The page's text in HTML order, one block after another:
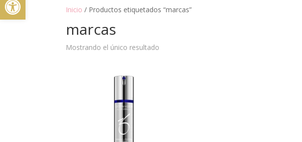
Inicio / Productos etiquetados “marcas”
marcas
Mostrando el único resultado